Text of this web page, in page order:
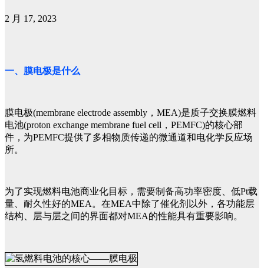
2 月 17, 2023
一、膜电极是什么
膜电极(membrane electrode assembly，MEA)是质子交换膜燃料
电池(proton exchange membrane fuel cell，PEMFC)的核心部
件，为PEMFC提供了多相物质传递的微通道和电化学反应场
所。
为了实现燃料电池商业化目标，需要制备高功率密度、低Pt载
量、耐久性好的MEA。在MEA中除了催化剂以外，各功能层
结构、层与层之间的界面都对MEA的性能具有重要影响。